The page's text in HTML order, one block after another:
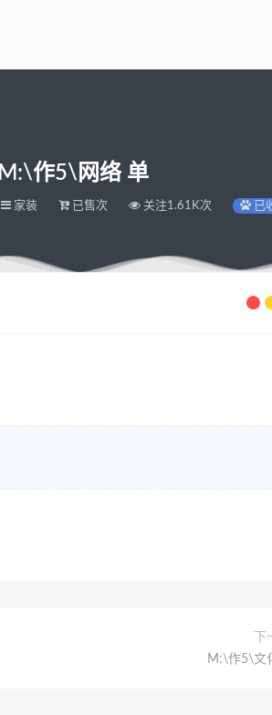
M:\作5\网络 单
家装 已售次 关注1.61K次 已
M:\作5\文